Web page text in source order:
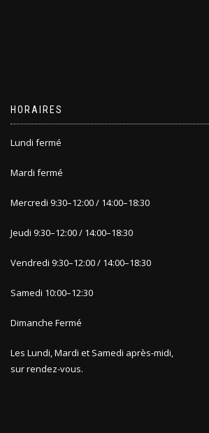
HORAIRES
Lundi fermé
Mardi fermé
Mercredi 9:30–12:00 / 14:00–18:30
Jeudi 9:30–12:00 / 14:00–18:30
Vendredi 9:30–12:00 / 14:00–18:30
Samedi 10:00–12:30
Dimanche Fermé
Les Lundi, Mardi et Samedi après-midi,
sur rendez-vous.